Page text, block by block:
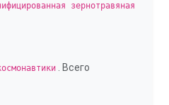
зернотравяная
. Всего